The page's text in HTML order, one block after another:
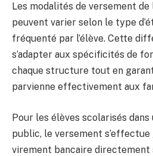
Les modalités de versement de
peuvent varier selon le type
fréquenté par l’élève. Cette
s’adapter aux spécificités de
chaque structure tout en
parvienne effectivement aux
Pour les élèves scolarisés
public, le versement
virement bancaire directement